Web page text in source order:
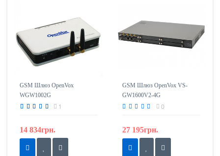
GSM Шлюз OpenVox
WGW1002G
1
14 834грн.
GSM Шлюз OpenVox VS-
GW1600V2-4G
0
27 195грн.